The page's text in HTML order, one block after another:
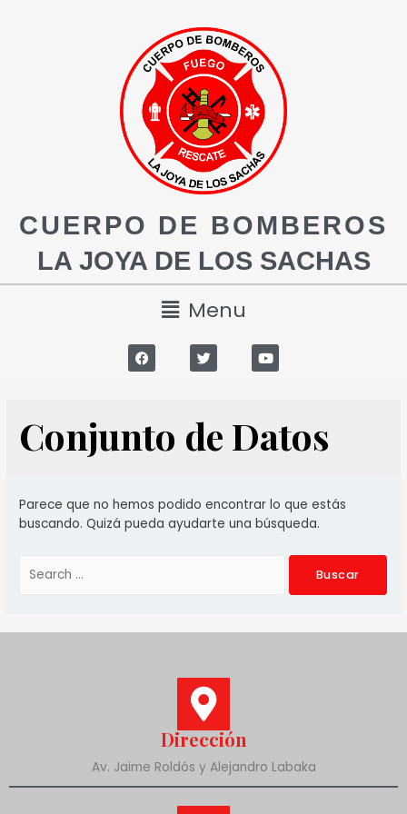
CUERPO DE BOMBEROS
LA JOYA DE LOS SACHAS
Menu
Conjunto de Datos
Parece que no hemos podido encontrar lo que estás
buscando. Quizá pueda ayudarte una búsqueda.
Dirección
Av. Jaime Roldós y Alejandro Labaka